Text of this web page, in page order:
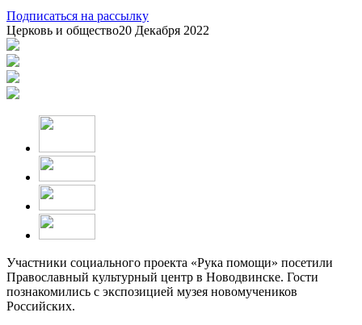
Подписаться на рассылку
Церковь и общество20 Декабря 2022
Участники социального проекта «Рука помощи» посетили
Православный культурный центр в Новодвинске. Гости
познакомились с экспозицией музея новомучеников
Российских.